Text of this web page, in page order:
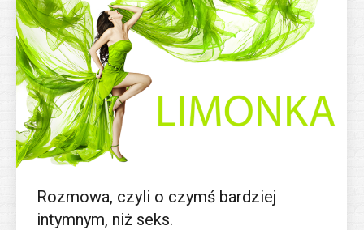
Rozmowa, czyli o czymś bardziej
intymnym, niż seks.